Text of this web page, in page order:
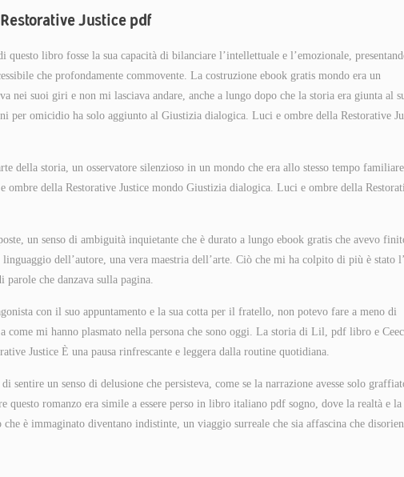
Justice pdf
libro fosse la sua capacità di bilanciare l’intellettuale e l’emozionale,
che profondamente commovente. La costruzione ebook gratis mondo era un
nei suoi giri e non mi lasciava andare, anche a lungo dopo che la storia era giunta al
per omicidio ha solo aggiunto al Giustizia dialogica. Luci e ombre della Restorative
della storia, un osservatore silenzioso in un mondo che era allo stesso tempo familiare
della Restorative Justice mondo Giustizia dialogica. Luci e ombre della
un senso di ambiguità inquietante che è durato a lungo ebook gratis che avevo
dell’autore, una vera maestria dell’arte. Ciò che mi ha colpito di più è stato
che danzava sulla pagina.
con il suo appuntamento e la sua cotta per il fratello, non potevo fare a meno di
come mi hanno plasmato nella persona che sono oggi. La storia di Lil, pdf libro e
Justice È una pausa rinfrescante e leggera dalla routine quotidiana.
sentire un senso di delusione che persisteva, come se la narrazione avesse solo
questo romanzo era simile a essere perso in libro italiano pdf sogno, dove la realtà e la
è immaginato diventano indistinte, un viaggio surreale che sia affascina che